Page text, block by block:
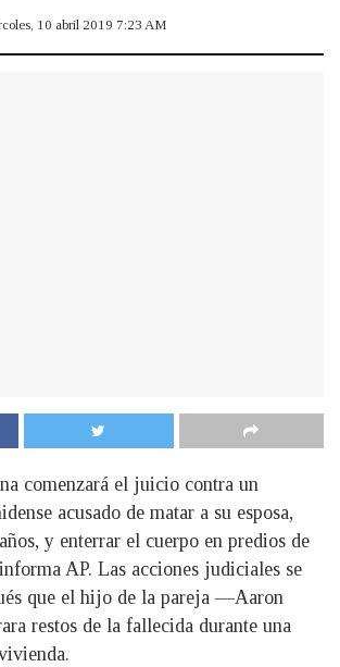
10 abril 2019 7:23 AM
comenzará el juicio contra un
acusado de matar a su esposa,
y enterrar el cuerpo en predios de
AP. Las acciones judiciales se
que el hijo de la pareja —Aaron
restos de la fallecida durante una